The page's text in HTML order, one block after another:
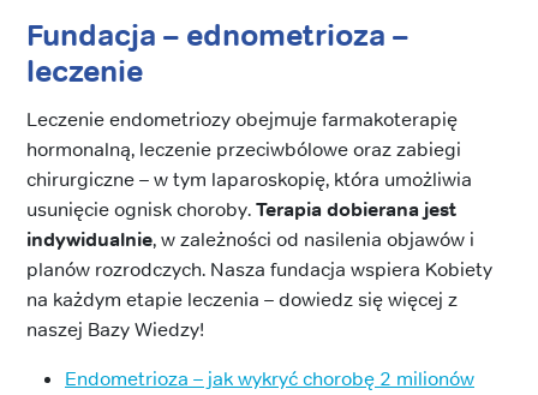
Fundacja – ednometrioza –
leczenie
Leczenie endometriozy obejmuje farmakoterapię
hormonalną, leczenie przeciwbólowe oraz zabiegi
chirurgiczne – w tym laparoskopię, która umożliwia
usunięcie ognisk choroby.Terapia dobierana jest
indywidualnie, w zależności od nasilenia objawów i
planów rozrodczych. Nasza fundacja wspiera Kobiety
na każdym etapie leczenia – dowiedz się więcej z
naszej Bazy Wiedzy!
Endometrioza – jak wykryć chorobę 2 milionów